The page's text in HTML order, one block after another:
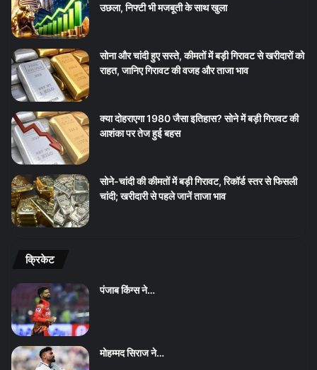
उछला, निफ्टी भी मजबूती के साथ खुला
सोना और चांदी हुए सस्ते, कीमतों में बड़ी गिरावट से खरीदारों को
राहत, जानिए गिरावट की वजह और ताजा भाव
क्या दोहराएगा 1980 जैसा इतिहास? सोने में बड़ी गिरावट की
आशंका पर तेज हुई बहस
सोने-चांदी की कीमतों में बड़ी गिरावट, रिकॉर्ड स्तर से फिसली
चांदी; खरीदारी से पहले जानें ताजा भाव
क्रिकेट
पंजाब किंग्स ने…
मोहम्मद सिराज ने…